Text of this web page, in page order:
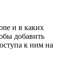
и в каких
добавить
к ним на